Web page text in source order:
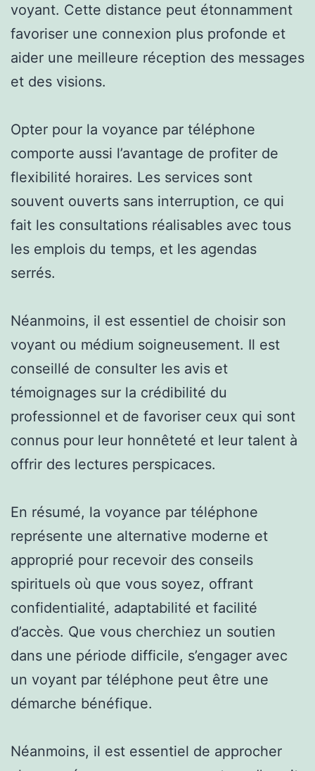
voyant. Cette distance peut étonnamment
favoriser une connexion plus profonde et
aider une meilleure réception des messages
et des visions.
Opter pour la voyance par téléphone
comporte aussi l’avantage de profiter de
flexibilité horaires. Les services sont
souvent ouverts sans interruption, ce qui
fait les consultations réalisables avec tous
les emplois du temps, et les agendas
serrés.
Néanmoins, il est essentiel de choisir son
voyant ou médium soigneusement. Il est
conseillé de consulter les avis et
témoignages sur la crédibilité du
professionnel et de favoriser ceux qui sont
connus pour leur honnêteté et leur talent à
offrir des lectures perspicaces.
En résumé, la voyance par téléphone
représente une alternative moderne et
approprié pour recevoir des conseils
spirituels où que vous soyez, offrant
confidentialité, adaptabilité et facilité
d’accès. Que vous cherchiez un soutien
dans une période difficile, s’engager avec
un voyant par téléphone peut être une
démarche bénéfique.
Néanmoins, il est essentiel de approcher